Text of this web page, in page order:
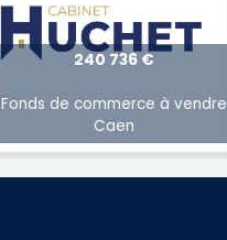
240 736 €
Fonds de commerce à vendre
Caen